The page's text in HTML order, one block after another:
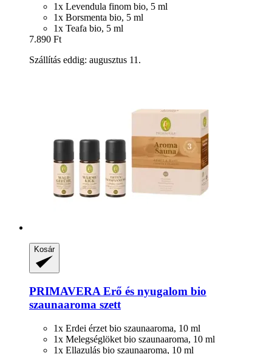
1x Levendula finom bio, 5 ml
1x Borsmenta bio, 5 ml
1x Teafa bio, 5 ml
7.890 Ft
Szállítás eddig: augusztus 11.
Kosár
PRIMAVERA Erő és nyugalom bio
szaunaaroma szett
1x Erdei érzet bio szaunaaroma, 10 ml
1x Melegséglöket bio szaunaaroma, 10 ml
1x Ellazulás bio szaunaaroma, 10 ml